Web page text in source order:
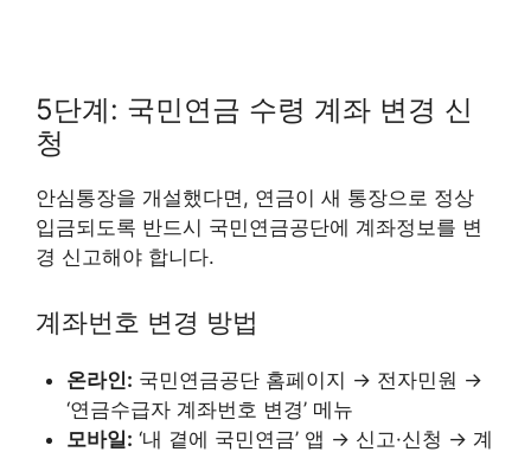
5단계: 국민연금 수령 계좌 변경 신
청
안심통장을 개설했다면, 연금이 새 통장으로 정상
입금되도록 반드시 국민연금공단에 계좌정보를 변
경 신고해야 합니다.
계좌번호 변경 방법
온라인: 국민연금공단 홈페이지 → 전자민원 →
‘연금수급자 계좌번호 변경’ 메뉴
모바일: ‘내 곁에 국민연금’ 앱 → 신고·신청 → 계